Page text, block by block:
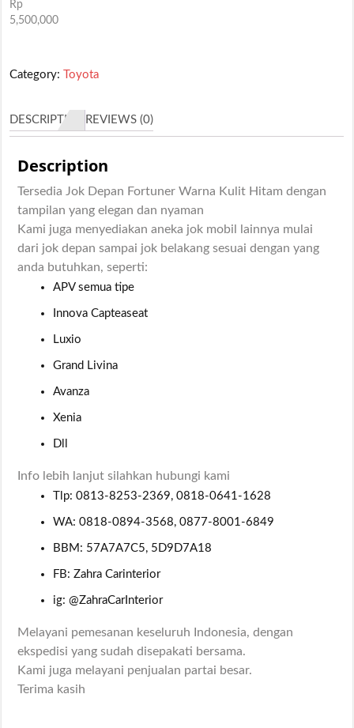
Rp
5,500,000
Category: Toyota
DESCRIPTION REVIEWS (0)
Description
Tersedia Jok Depan Fortuner Warna Kulit Hitam dengan
tampilan yang elegan dan nyaman
Kami juga menyediakan aneka jok mobil lainnya mulai
dari jok depan sampai jok belakang sesuai dengan yang
anda butuhkan, seperti:
APV semua tipe
Innova Capteaseat
Luxio
Grand Livina
Avanza
Xenia
Dll
Info lebih lanjut silahkan hubungi kami
Tlp: 0813-8253-2369, 0818-0641-1628
WA: 0818-0894-3568, 0877-8001-6849
BBM: 57A7A7C5, 5D9D7A18
FB: Zahra Carinterior
ig: @ZahraCarInterior
Melayani pemesanan keseluruh Indonesia, dengan
ekspedisi yang sudah disepakati bersama.
Kami juga melayani penjualan partai besar.
Terima kasih